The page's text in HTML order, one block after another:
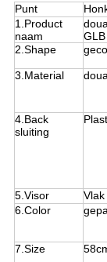
Punt
1.Product
naam
GLB
2.Shape
3.Material
4.Back
sluiting
5.Visor
6.Color
7.Size